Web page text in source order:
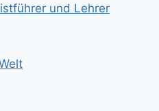
und Lehrer